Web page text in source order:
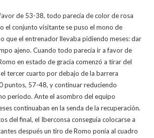
de 53-38, todo parecía de color de rosa
el conjunto visitante se puso el mono de
que el entrenador llevaba pidiendo meses: dar
ajeno. Cuando todo parecía ir a favor de
en estado de gracia comenzó a tirar del
tercer cuarto por debajo de la barrera
puntos, 57-48, y continuar reduciendo
período. Ante el asombro del equipo
continuaban en la senda de la recuperación.
del final, el Iberconsa conseguía colocarse a
después un tiro de Romo ponía al cuadro